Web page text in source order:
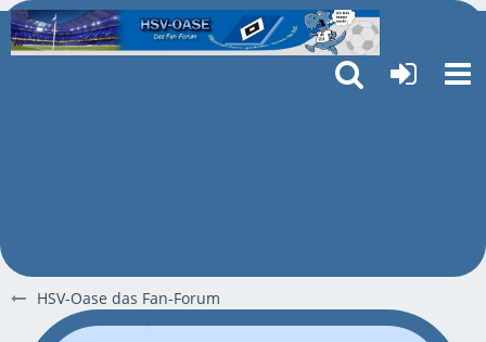
HSV-Oase das Fan-Forum